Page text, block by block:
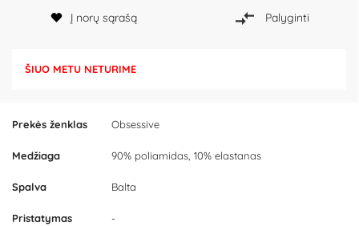
Prekės ženklas Obsessive
Medžiaga 90% poliamidas, 10% elastanas
Spalva Balta
Pristatymas -
Į norų sąrašą Palyginti
ŠIUO METU NETURIME